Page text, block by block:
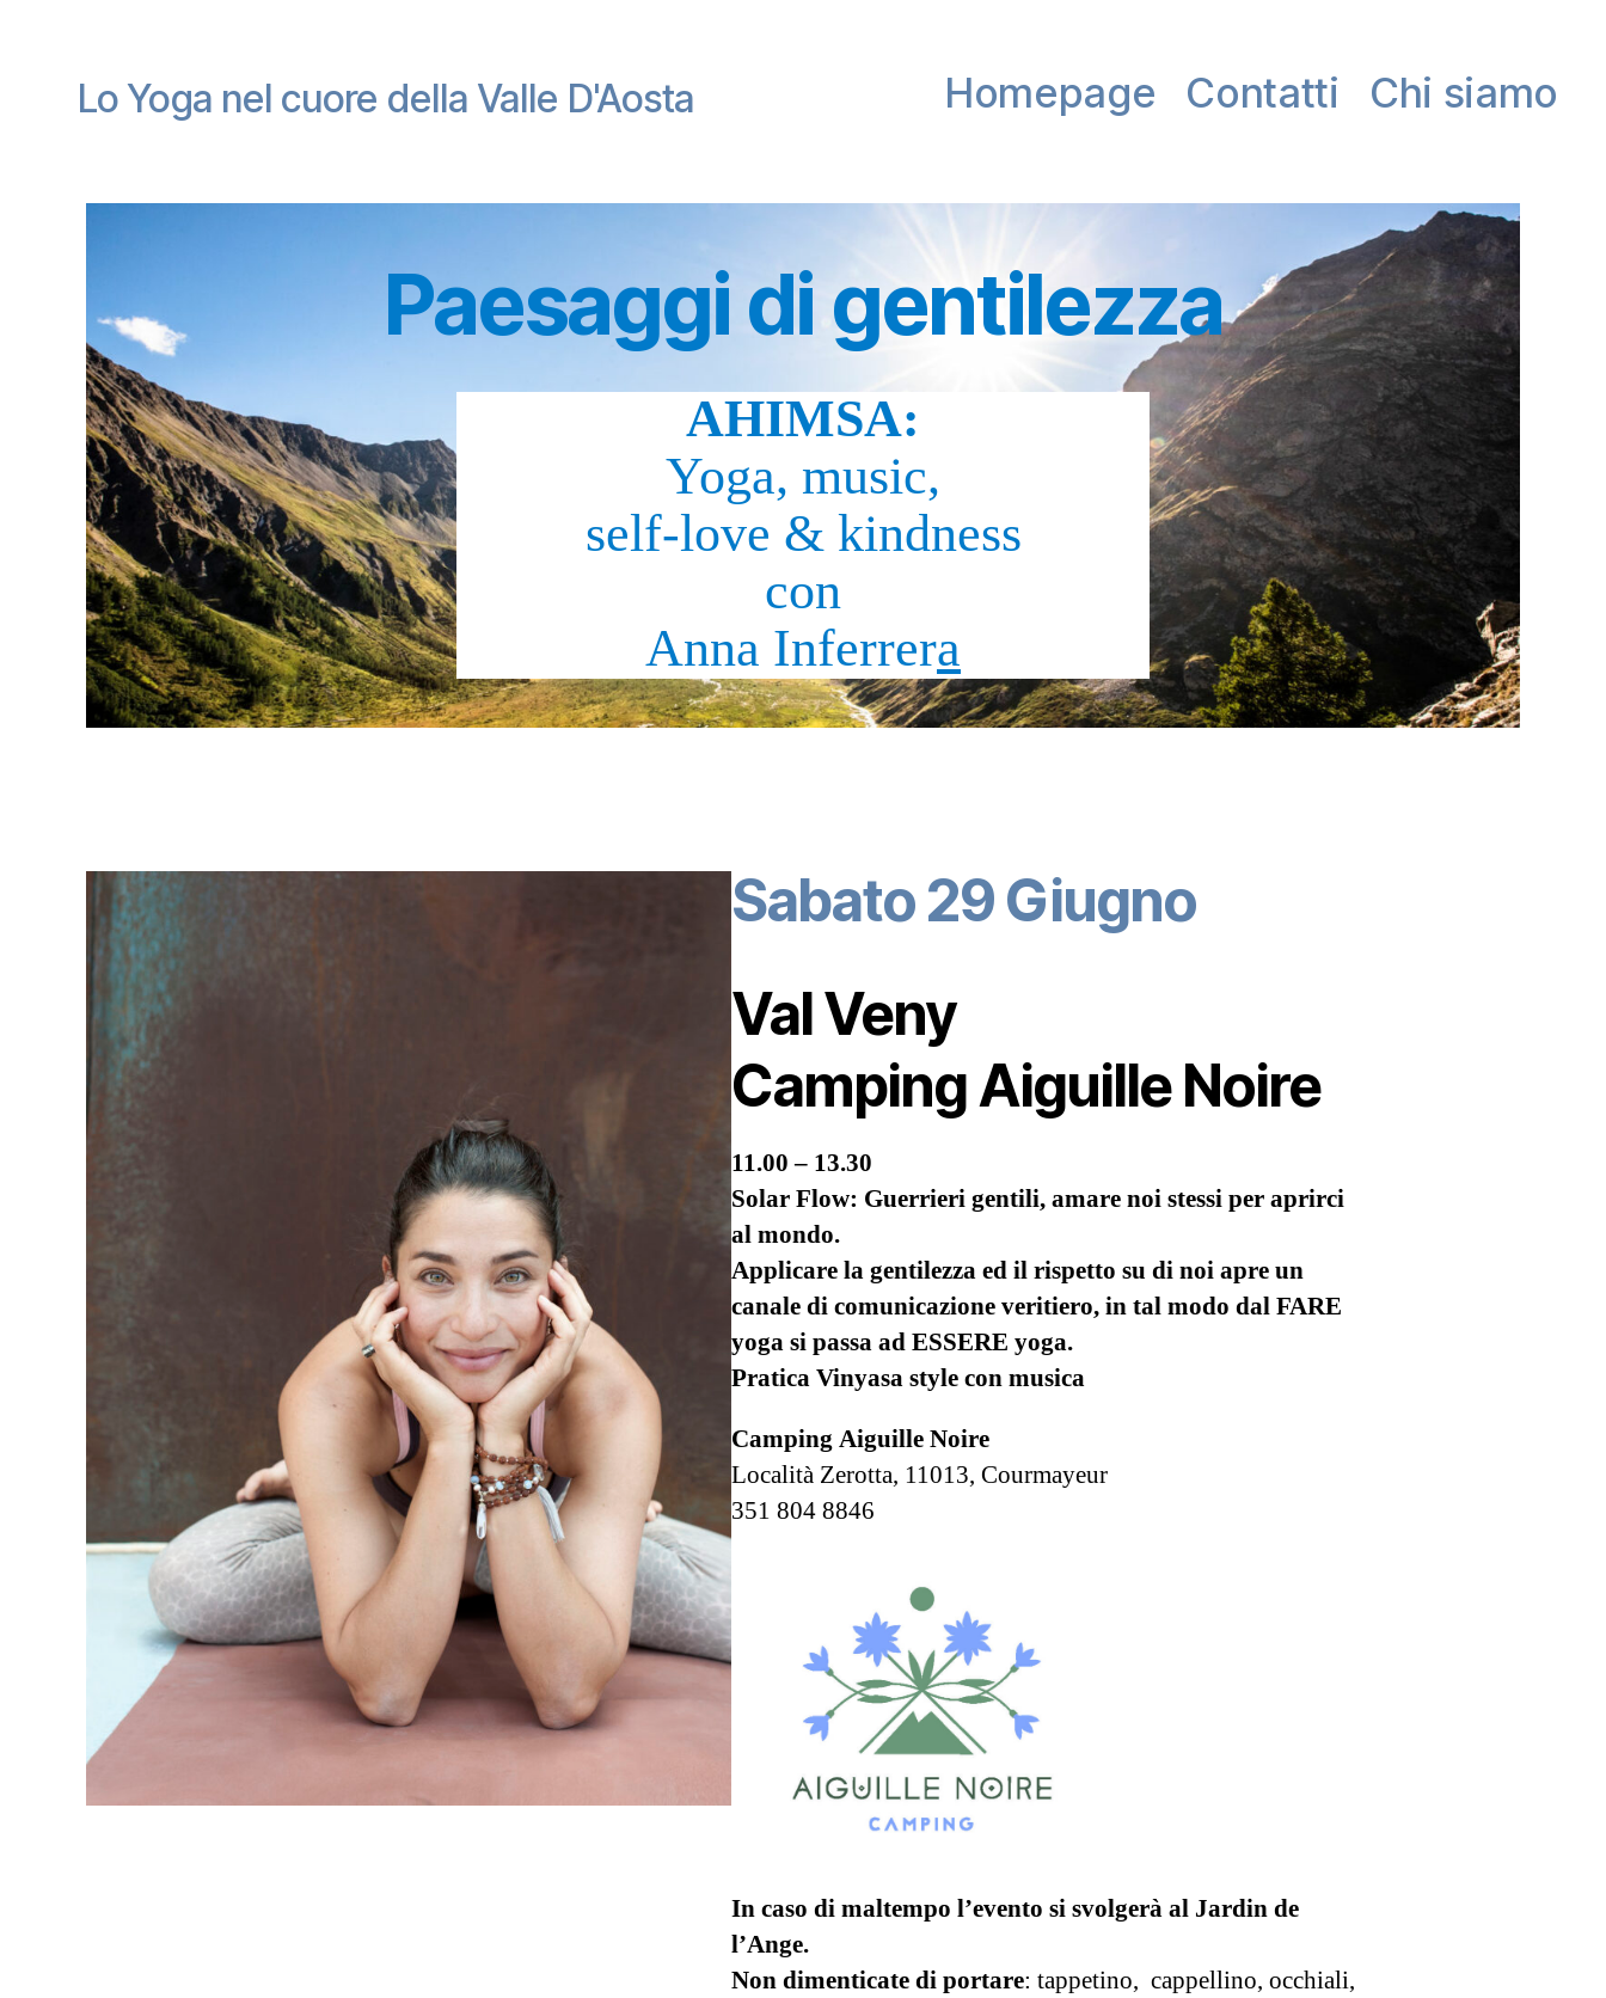
Lo Yoga nel cuore della Valle D'Aosta Homepage Contatti Chi siamo
Paesaggi di gentilezza
AHIMSA:
Yoga, music,
self-love & kindness
con
Anna Inferrera
Sabato 29 Giugno
Val Veny
Camping Aiguille Noire
11.00 – 13.30
Solar Flow: Guerrieri gentili, amare noi stessi per aprirci
al mondo.
Applicare la gentilezza ed il rispetto su di noi apre un
canale di comunicazione veritiero, in tal modo dal FARE
yoga si passa ad ESSERE yoga.
Pratica Vinyasa style con musica
Camping Aiguille Noire
Località Zerotta, 11013, Courmayeur
351 804 8846
In caso di maltempo l’evento si svolgerà al Jardin de
l’Ange.
Non dimenticate di portare: tappetino, cappellino, occhiali,